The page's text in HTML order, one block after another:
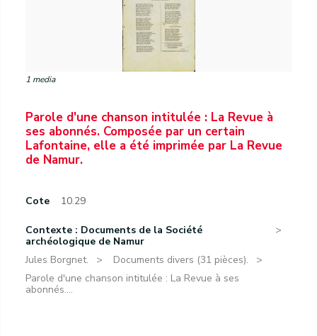
1 media
Parole d'une chanson intitulée : La Revue à
ses abonnés. Composée par un certain
Lafontaine, elle a été imprimée par La Revue
de Namur.
Cote 10.29
Contexte : Documents de la Société
archéologique de Namur
Jules Borgnet.
Documents divers (31 pièces).
Parole d'une chanson intitulée : La Revue à ses
abonnés....